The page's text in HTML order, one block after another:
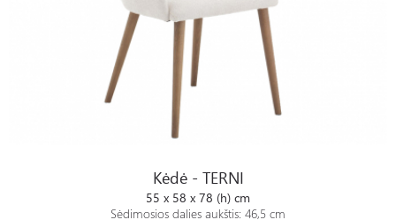
Kėdė - TERNI
55 x 58 x 78 (h) cm
Sėdimosios dalies aukštis: 46,5 cm